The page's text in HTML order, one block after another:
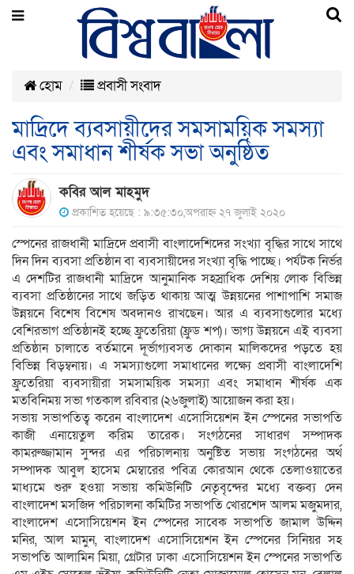
হোম প্রবাসী সংবাদ
মাদ্রিদে ব্যবসায়ীদের সমসাময়িক সমস্যা
এবং সমাধান শীর্ষক সভা অনুষ্ঠিত
কবির আল মাহমুদ
প্রকাশিত হয়েছে : ৯:৩৫:৩০,অপরাহ্ন ২৭ জুলাই ২০২০
স্পেনের রাজধানী মাদ্রিদে প্রবাসী বাংলাদেশিদের সংখ্যা বৃদ্ধির সাথে সাথে
দিন দিন ব্যবসা প্রতিষ্ঠান বা ব্যবসায়ীদের সংখ্যা বৃদ্ধি পাচ্ছে। পর্যটক নির্ভর
এ দেশটির রাজধানী মাদ্রিদে আনুমানিক সহস্রাধিক দেশিয় লোক বিভিন্ন
ব্যবসা প্রতিষ্ঠানের সাথে জড়িত থাকায় আত্ম উন্নয়নের পাশাপাশি সমাজ
উন্নয়নে বিশেষ বিশেষ অবদানও রাখছেন। আর এ ব্যবসাগুলোর মধ্যে
বেশিরভাগ প্রতিষ্ঠানই হচ্ছে ফ্রুতেরিয়া (ফ্রুড শপ)। ভাগ্য উন্নয়নে এই ব্যবসা
প্রতিষ্ঠান চালাতে বর্তমানে দূর্ভাগ্যবসত দোকান মালিকদের পড়তে হয়
বিভিন্ন বিড়ম্বনায়। এ সমস্যাগুলো সমাধানের লক্ষ্যে প্রবাসী বাংলাদেশি
ফ্রুতেরিয়া ব্যবসায়ীরা সমসাময়িক সমস্যা এবং সমাধান শীর্ষক এক
মতবিনিময় সভা গতকাল রবিবার (২৬জুলাই) আয়োজন করা হয়।
সভায় সভাপতিত্ব করেন বাংলাদেশ এসোসিয়েশন ইন স্পেনের সভাপতি
কাজী এনায়েতুল করিম তারেক। সংগঠনের সাধারণ সম্পাদক
কামরুজ্জামান সুন্দর এর পরিচালনায় অনুষ্টিত সভায় সংগঠনের অর্থ
সম্পাদক আবুল হাসেম মেম্বারের পবিত্র কোরআন থেকে তেলাওয়াতের
মাধ্যমে শুরু হওয়া সভায় কমিউনিটি নেতৃবৃন্দের মধ্যে বক্তব্য দেন
বাংলাদেশ মসজিদ পরিচালনা কমিটির সভাপতি খোরশেদ আলম মজুমদার,
বাংলাদেশ এসোসিয়েশন ইন স্পেনের সাবেক সভাপতি জামাল উদ্দিন
মনির, আল মামুন, বাংলাদেশ এসোসিয়েশন ইন স্পেনের সিনিয়র সহ
সভাপতি আলামিন মিয়া, গ্রেটার ঢাকা এসোসিয়েশন ইন স্পেনের সভাপতি